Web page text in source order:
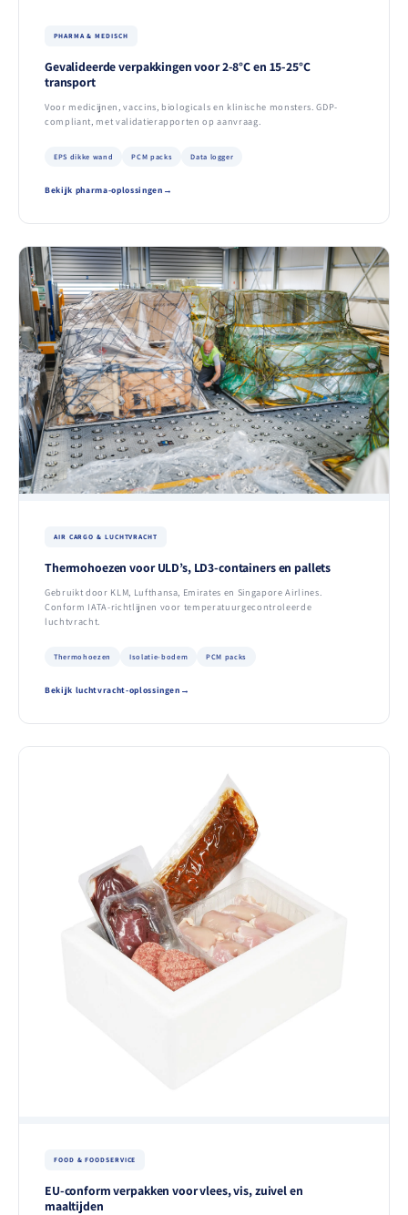
PHARMA & MEDISCH
Gevalideerde verpakkingen voor 2-8°C en 15-25°C
transport
Voor medicijnen, vaccins, biologicals en klinische monsters. GDP-
compliant, met validatierapporten op aanvraag.
EPS dikke wand PCM packs Data logger
Bekijk pharma-oplossingen
AIR CARGO & LUCHTVRACHT
Thermohoezen voor ULD’s, LD3-containers en pallets
Gebruikt door KLM, Lufthansa, Emirates en Singapore Airlines.
Conform IATA-richtlijnen voor temperatuurgecontroleerde
luchtvracht.
Thermohoezen Isolatie-bodem PCM packs
Bekijk luchtvracht-oplossingen
FOOD & FOODSERVICE
EU-conform verpakken voor vlees, vis, zuivel en
maaltijden